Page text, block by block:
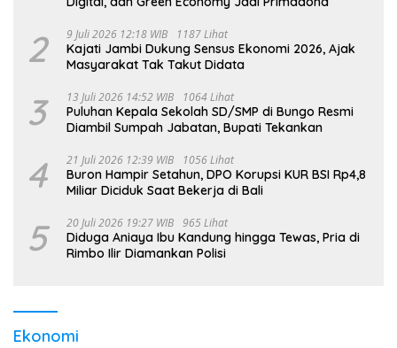
2 9 Juli 2026 12:18 WIB 1187 Lihat
Kajati Jambi Dukung Sensus Ekonomi 2026, Ajak
Masyarakat Tak Takut Didata
3 13 Juli 2026 14:52 WIB 1064 Lihat
Puluhan Kepala Sekolah SD/SMP di Bungo Resmi
Diambil Sumpah Jabatan, Bupati Tekankan
4 21 Juli 2026 12:39 WIB 1056 Lihat
Buron Hampir Setahun, DPO Korupsi KUR BSI Rp4,8
Miliar Diciduk Saat Bekerja di Bali
5 20 Juli 2026 19:27 WIB 965 Lihat
Diduga Aniaya Ibu Kandung hingga Tewas, Pria di
Rimbo Ilir Diamankan Polisi
Ekonomi